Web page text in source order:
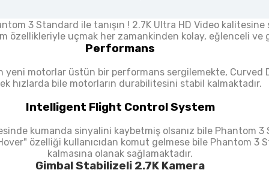
Endüstriyel Drone
Alt kategorileri görmek için hemen tıklayın.
Ürünleri görmek için hemen tıklayın.
3 Standard ile tanışın ! 2.7K Ultra HD Video kalitesine
özellikleriyle uçmak her zamankinden kolay, eğlenceli ve
Performans
yeni motorlar üstün bir performans sergilemekte, Curved
hızlarda bile motorların durabilitesini stabil kalmaktadır.
Intelligent Flight Control System
kumanda sinyalini kaybetmiş olsanız bile Phantom 3
özelliği kullanıcıdan komut gelmese bile Phantom 3
kalmasına olanak sağlamaktadır.
Gimbal Stabilizeli 2.7K Kamera